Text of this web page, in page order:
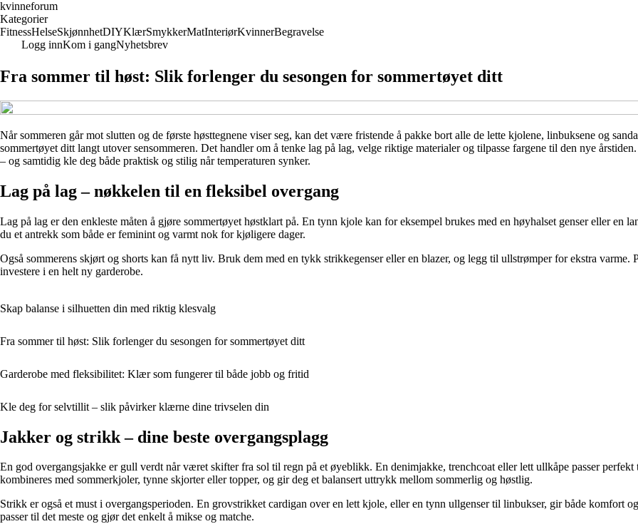
kvinneforum
Kategorier
FitnessHelseSkjønnhetDIYKlærSmykkerMatInteriørKvinnerBegravelse
Logg innKom i gangNyhetsbrev
Fra sommer til høst: Slik forlenger du sesongen for sommertøyet ditt
Når sommeren går mot slutten og de første høsttegnene viser seg, kan det være fristende å pakke bort alle de lette kjolene, linbuksene og
sommertøyet ditt langt utover sensommeren. Det handler om å tenke lag på lag, velge riktige materialer og tilpasse fargene til den nye
– og samtidig kle deg både praktisk og stilig når temperaturen synker.
Lag på lag – nøkkelen til en fleksibel overgang
Lag på lag er den enkleste måten å gjøre sommertøyet høstklart på. En tynn kjole kan for eksempel brukes med en høyhalset genser eller en
du et antrekk som både er feminint og varmt nok for kjøligere dager.
Også sommerens skjørt og shorts kan få nytt liv. Bruk dem med en tykk strikkegenser eller en blazer, og legg til ullstrømper for ekstra varme.
investere i en helt ny garderobe.
Skap balanse i silhuetten din med riktig klesvalg
Fra sommer til høst: Slik forlenger du sesongen for sommertøyet ditt
Garderobe med fleksibilitet: Klær som fungerer til både jobb og fritid
Kle deg for selvtillit – slik påvirker klærne dine trivselen din
Jakker og strikk – dine beste overgangsplagg
En god overgangsjakke er gull verdt når været skifter fra sol til regn på et øyeblikk. En denimjakke, trenchcoat eller lett ullkåpe passer
kombineres med sommerkjoler, tynne skjorter eller topper, og gir deg et balansert uttrykk mellom sommerlig og høstlig.
Strikk er også et must i overgangsperioden. En grovstrikket cardigan over en lett kjole, eller en tynn ullgenser til linbukser, gir både komfort
passer til det meste og gjør det enkelt å mikse og matche.